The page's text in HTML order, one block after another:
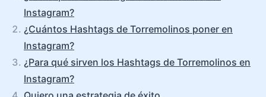
Instagram?
¿Cuántos Hashtags de Torremolinos poner en
Instagram?
¿Para qué sirven los Hashtags de Torremolinos en
Instagram?